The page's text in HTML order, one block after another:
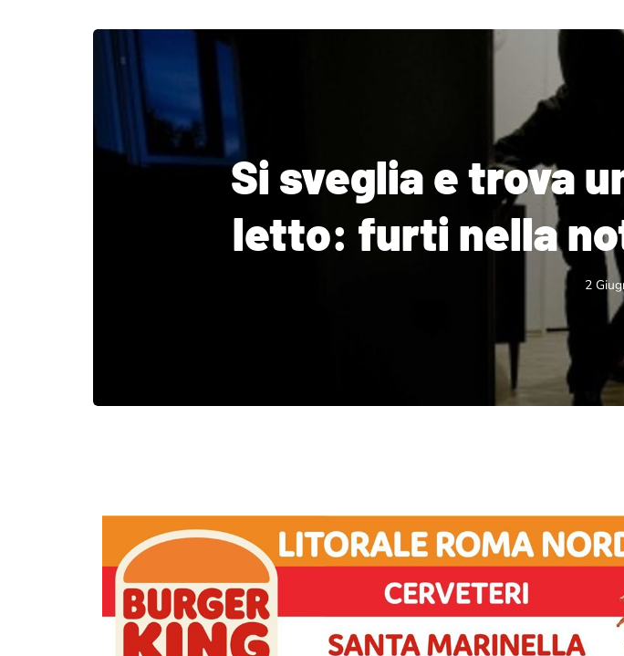
Si sveglia e trova
letto: furti nella
2